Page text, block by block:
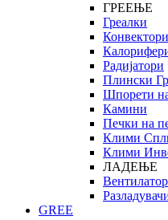
ГРЕЕЊЕ
Греалки
Радијатори
Плински
Шпорети
Камини
Печки на
Клими
Клими
ЛАДЕЊЕ
GREE